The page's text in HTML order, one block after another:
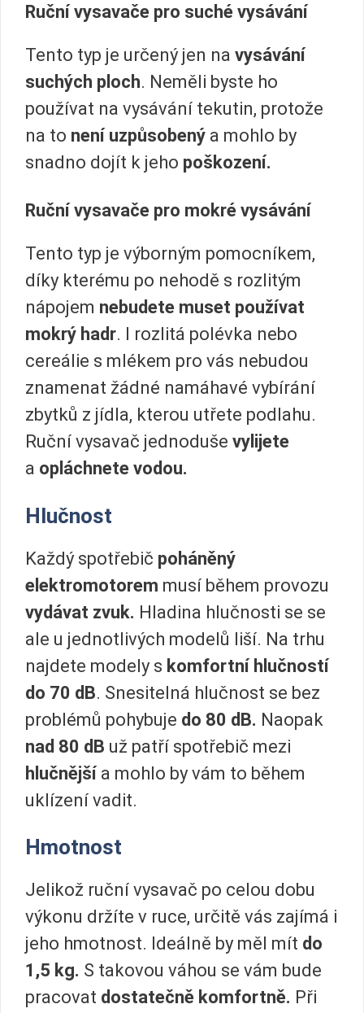
Ruční vysavače pro suché vysávání
Tento typ je určený jen na vysávání
suchých ploch. Neměli byste ho
používat na vysávání tekutin, protože
na to není uzpůsobený a mohlo by
snadno dojít k jeho poškození.
Ruční vysavače pro mokré vysávání
Tento typ je výborným pomocníkem,
díky kterému po nehodě s rozlitým
nápojem nebudete muset používat
mokrý hadr. I rozlitá polévka nebo
cereálie s mlékem pro vás nebudou
znamenat žádné namáhavé vybírání
zbytků z jídla, kterou utřete podlahu.
Ruční vysavač jednoduše vylijete
a opláchnete vodou.
Hlučnost
Každý spotřebič poháněný
elektromotorem musí během provozu
vydávat zvuk. Hladina hlučnosti se se
ale u jednotlivých modelů liší. Na trhu
najdete modely s komfortní hlučností
do 70 dB. Snesitelná hlučnost se bez
problémů pohybuje do 80 dB. Naopak
nad 80 dB už patří spotřebič mezi
hlučnější a mohlo by vám to během
uklízení vadit.
Hmotnost
Jelikož ruční vysavač po celou dobu
výkonu držíte v ruce, určitě vás zajímá i
jeho hmotnost. Ideálně by měl mít do
1,5 kg. S takovou váhou se vám bude
pracovat dostatečně komfortně. Při